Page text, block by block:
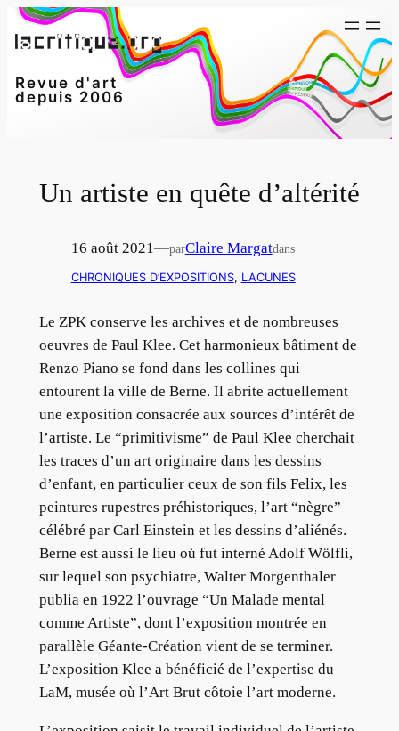
Aller
au
Revue d'art
depuis 2006
Un artiste en quête d’altérité
16 août 2021—parClaire Margatdans
CHRONIQUES D’EXPOSITIONS, LACUNES
Le ZPK conserve les archives et de nombreuses
oeuvres de Paul Klee. Cet harmonieux bâtiment de
Renzo Piano se fond dans les collines qui
entourent la ville de Berne. Il abrite actuellement
une exposition consacrée aux sources d’intérêt de
l’artiste. Le “primitivisme” de Paul Klee cherchait
les traces d’un art originaire dans les dessins
d’enfant, en particulier ceux de son fils Felix, les
peintures rupestres préhistoriques, l’art “nègre”
célébré par Carl Einstein et les dessins d’aliénés.
Berne est aussi le lieu où fut interné Adolf Wölfli,
sur lequel son psychiatre, Walter Morgenthaler
publia en 1922 l’ouvrage “Un Malade mental
comme Artiste”, dont l’exposition montrée en
parallèle Géante-Création vient de se terminer.
L’exposition Klee a bénéficié de l’expertise du
LaM, musée où l’Art Brut côtoie l’art moderne.